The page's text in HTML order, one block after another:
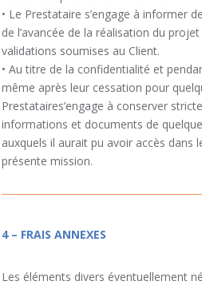
• Le Prestataire s’engage à informer
de l’avancée de la réalisation du
validations soumises au Client.
• Au titre de la confidentialité et
même après leur cessation pour
Prestataires’engage à conserver
informations et documents de
auxquels il aurait pu avoir accès dans
présente mission.
4 – FRAIS ANNEXES
Les éléments divers éventuellement